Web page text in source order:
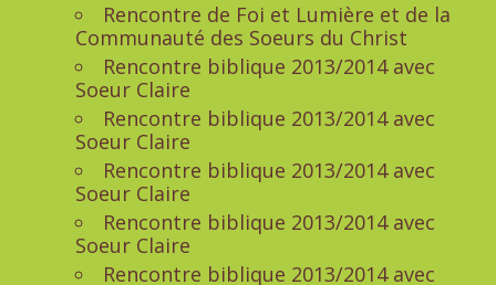
Rencontre de Foi et Lumière et de la
Communauté des Soeurs du Christ
Rencontre biblique 2013/2014 avec
Soeur Claire
Rencontre biblique 2013/2014 avec
Soeur Claire
Rencontre biblique 2013/2014 avec
Soeur Claire
Rencontre biblique 2013/2014 avec
Soeur Claire
Rencontre biblique 2013/2014 avec